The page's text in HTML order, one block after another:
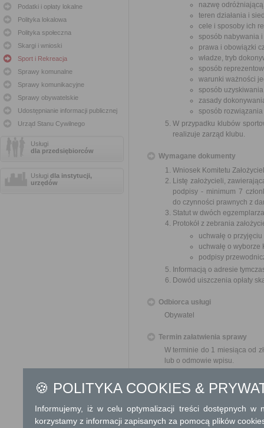
Podatki i opłaty lokalne
Polityka lokalowa
Polityka społeczna
Skargi i wnioski
Sport i Rekreacja
Sprawy komunalne
Sprawy komunikacyjne
Sprawy obywatelskie
Udostępnianie informacji publicznej
Urząd Stanu Cywilnego
Usługi
dla przedsiębiorców
Usługi dla instytucji,
urzędów
nazwę
teren działania i
cele i sposoby ich
sposób nabywania i
prawa i obowiązki
władze, tryb
sposób
warunki ważności
sposób
zasady
sposób
W przypadku klubów
realizuje zarząd klubu.
Wymagane dokumenty
Wniosek Komitetu
Listę założycieli,
podpisy - minimum 7
do czynności prawnych z
Statut w dwóch
Protokół z zebrania
uchwałę o przyjęciu
uchwałę o wyborze
podpisy
Informacją o adresie
Dowód uiszczenia opłaty
Odbiorca usługi
Obywatel
Termin załatwienia sprawy
W terminie do 1 miesiąca od
lub o odmowie wpisu.
Informacja
Telefon: 242676737
Dodatkowe
🍪 POLITYKA COOKIES &
Informujemy, iż w celu optymalizacji treści dostępnych w
korzystamy z informacji zapisanych za pomocą plików